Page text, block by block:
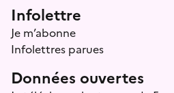
Infolettre
Je m’abonne
Infolettres parues
Données ouvertes